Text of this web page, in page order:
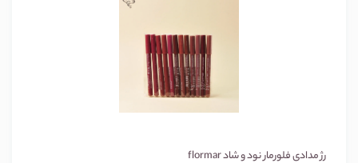
رژ مدادی فلورمار نود و شاد flormar